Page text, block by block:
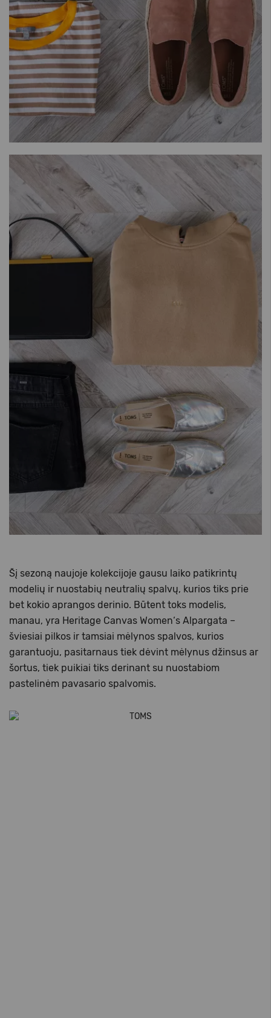
Šį sezoną naujoje kolekcijoje gausu laiko patikrintų
modelių ir nuostabių neutralių spalvų, kurios tiks prie
bet kokio aprangos derinio. Būtent toks modelis,
manau, yra Heritage Canvas Women‘s Alpargata –
šviesiai pilkos ir tamsiai mėlynos spalvos, kurios
garantuoju, pasitarnaus tiek dėvint mėlynus džinsus ar
šortus, tiek puikiai tiks derinant su nuostabiom
pastelinėm pavasario spalvomis.